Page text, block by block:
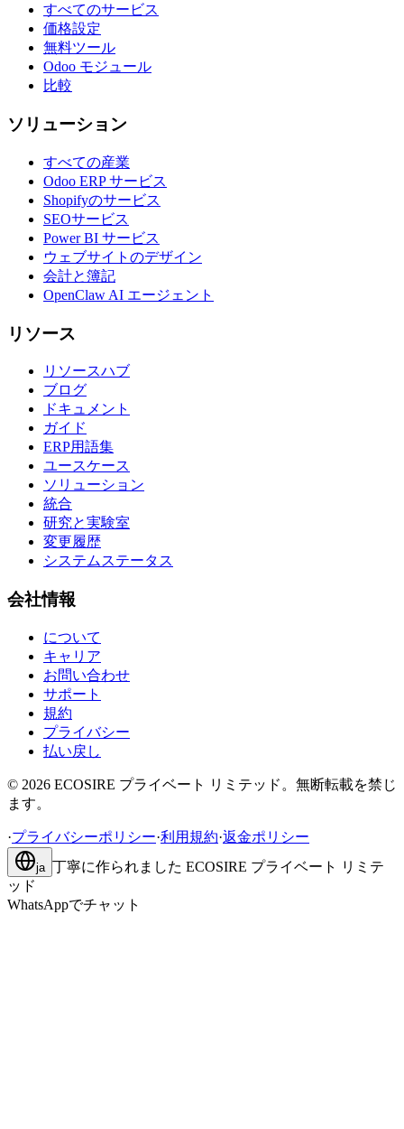
すべてのサービス
価格設定
無料ツール
Odoo モジュール
比較
ソリューション
すべての産業
Odoo ERP サービス
Shopifyのサービス
SEOサービス
Power BI サービス
ウェブサイトのデザイン
会計と簿記
OpenClaw AI エージェント
リソース
リソースハブ
ブログ
ドキュメント
ガイド
ERP用語集
ユースケース
ソリューション
統合
研究と実験室
変更履歴
システムステータス
会社情報
について
キャリア
お問い合わせ
サポート
規約
プライバシー
払い戻し
© 2026 ECOSIRE プライベート リミテッド。無断転載を禁じ
ます。
·プライバシーポリシー·利用規約·返金ポリシー
ja 丁寧に作られました ECOSIRE プライベート リミテ
ッド
WhatsAppでチャット